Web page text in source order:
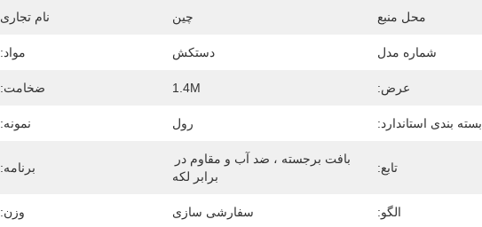
محل منبع چین نام تجاری
شماره مدل دستکش مواد:
عرض: 1.4M ضخامت:
بسته بندی استاندارد: رول نمونه:
تابع:
برابر لکه
برنامه:
الگو: سفارشی سازی وزن: